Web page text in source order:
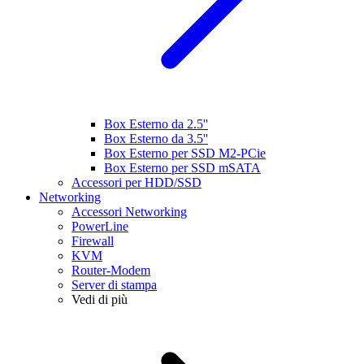
Box Esterno da 2.5''
Box Esterno da 3.5''
Box Esterno per SSD M2-PCie
Box Esterno per SSD mSATA
Accessori per HDD/SSD
Networking
Accessori Networking
PowerLine
Firewall
KVM
Router-Modem
Server di stampa
Vedi di più